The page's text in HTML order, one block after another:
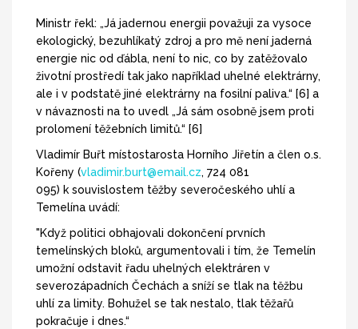
Ministr řekl: „Já jadernou energii považuji za vysoce
ekologický, bezuhlíkatý zdroj a pro mě není jaderná
energie nic od ďábla, není to nic, co by zatěžovalo
životní prostředí tak jako například uhelné elektrárny,
ale i v podstatě jiné elektrárny na fosilní paliva.“ [6] a
v návaznosti na to uvedl „Já sám osobně jsem proti
prolomení těžebních limitů.“ [6]
Vladimír Buřt místostarosta Horního Jiřetín a člen o.s.
Kořeny (vladimir.burt@email.cz, 724 081
095) k souvislostem těžby severočeského uhlí a
Temelína uvádí:
"Když politici obhajovali dokončení prvních
temelínských bloků, argumentovali i tím, že Temelín
umožní odstavit řadu uhelných elektráren v
severozápadních Čechách a sníží se tlak na těžbu
uhlí za limity. Bohužel se tak nestalo, tlak těžařů
pokračuje i dnes.“